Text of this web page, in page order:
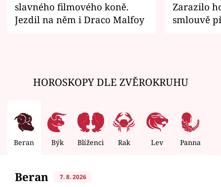
slavného filmového koně.
Jezdil na něm i Draco Malfoy
Zarazilo
smlouvě
HOROSKOPY DLE ZVĚROKRUHU
Beran Býk Blíženci Rak Lev Panna
Beran 7. 8. 2026